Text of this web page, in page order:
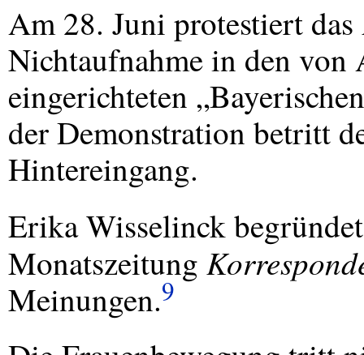
Am 28. Juni protestiert das
Nichtaufnahme in den
eingerichteten
der Demonstration betritt
Hintereingang.
Erika Wisselinck
Monatszeitung
Meinungen.9